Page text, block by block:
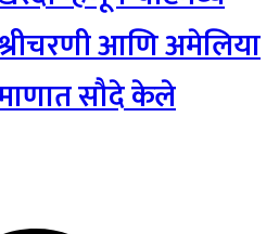
आणि अमेलिया
सौदे केले